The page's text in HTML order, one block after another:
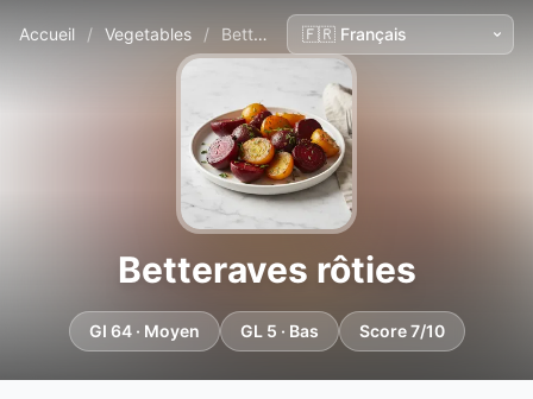
Accueil / Vegetables / Betteraves rôties
Betteraves rôties
GI 64 · Moyen GL 5 · Bas Score 7/10